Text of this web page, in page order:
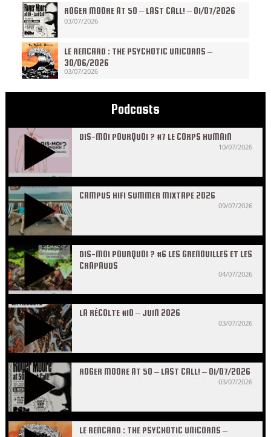
ROGER MOORE AT 50 – LAST CALL! – 01/07/2026
03/07/2026
LE RENCARD : THE PSYCHOTIC UNICORNS –
30/06/2026
03/07/2026
Podcasts
DIS-MOI POURQUOI ? #7 LE CORPS HUMAIN
10/07/2026
CAMPUS HIFI SUMMER MIXTAPE 2026
09/07/2026
DIS-MOI POURQUOI ? #6 LES GRENOUILLES ET LES
CRAPAUDS
04/07/2026
LA RÉCOLTE #10 – JUIN 2026
03/07/2026
ROGER MOORE AT 50 – LAST CALL! – 01/07/2026
03/07/2026
LE RENCARD : THE PSYCHOTIC UNICORNS –